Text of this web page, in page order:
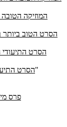
המוזיקה הטובה
הסרט הטוב
הסרט התיעודי
הסרט: פרנק ביבס – "פרויקט תקווה"
פרס